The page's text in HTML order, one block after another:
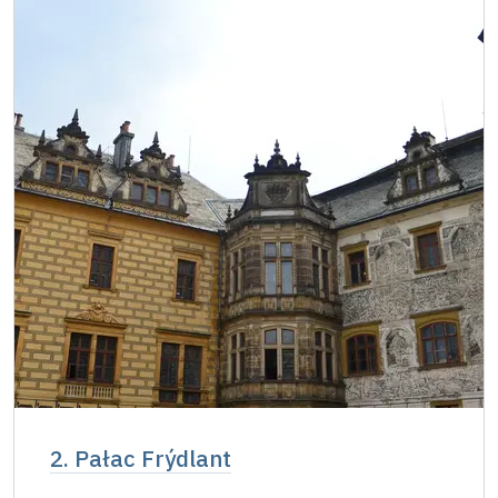
osoby)
Posiadacz karty " Naš člověk" *
zadarmo
* Ważny dla jednej osoby - posiadacza karty
lub kodu QR
2. Pałac Frýdlant